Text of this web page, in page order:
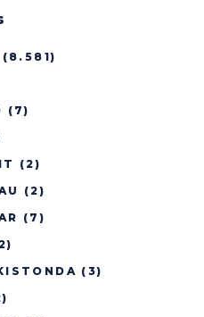
(8.581)
(7)
(2)
(2)
(7)
(3)